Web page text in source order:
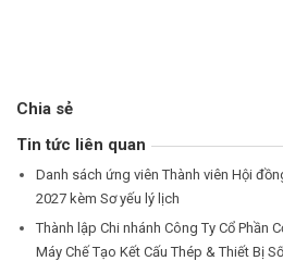
Chia sẻ
Tin tức liên quan
Danh sách ứng viên Thành viên Hội
2027 kèm Sơ yếu lý lịch
Thành lập Chi nhánh Công Ty Cổ Phần
Máy Chế Tạo Kết Cấu Thép & Thiết Bị